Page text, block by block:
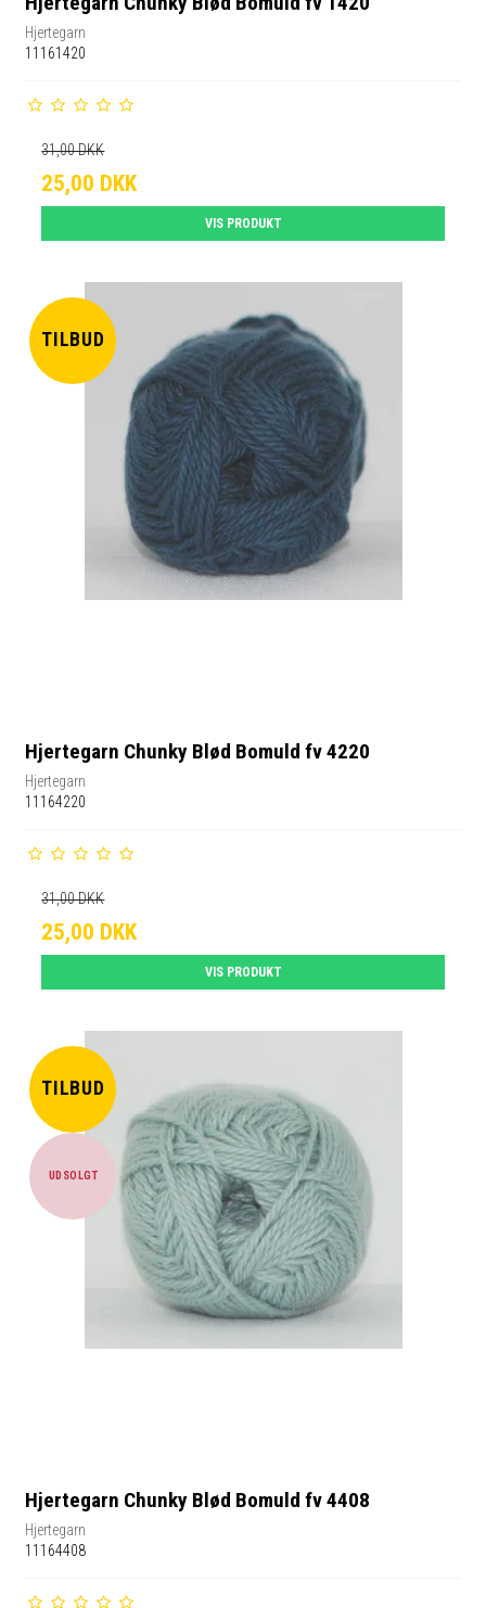
Hjertegarn
11161420
31,00 DKK
25,00 DKK
VIS PRODUKT
TILBUD
Hjertegarn Chunky Blød Bomuld fv 4220
Hjertegarn
11164220
31,00 DKK
25,00 DKK
VIS PRODUKT
TILBUD
UDSOLGT
Hjertegarn Chunky Blød Bomuld fv 4408
Hjertegarn
11164408